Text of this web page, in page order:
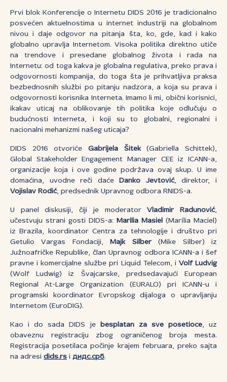
Prvi blok Konferencije o Internetu DIDS 2016 je tradicionalno
posvećen aktuelnostima u internet industriji na globalnom
nivou i daje odgovor na pitanja šta, ko, gde, kad i kako
globalno upravlja Internetom. Visoka politika direktno utiče
na trendove i presedane globalnog života i rada na
Internetu: od toga kakva je globalna regulativa, preko prava i
odgovornosti kompanija, do toga šta je prihvatljiva praksa
bezbednosnih službi po pitanju nadzora, a koja su prava i
odgovornosti korisnika Interneta. Imamo li mi, obični korisnici,
ikakav uticaj na oblikovanje tih politika koje odlučuju o
budućnosti Interneta, i koji su to globalni, regionalni i
nacionalni mehanizmi našeg uticaja?
DIDS 2016 otvoriće Gabrijela Šitek(Gabriella Schittek),
Global Stakeholder Engagement Manager CEE iz ICANN-a,
organizacije koja i ove godine podržava ovaj skup. U ime
domaćina, uvodne reči daće
Danko Jevtović, direktor, i
Vojislav Rodić, predsednik Upravnog odbora RNIDS-a.
U panel diskusiji, čiji je moderatorVladimir Radunović,
učestvuju strani gosti DIDS-a:
Marilia Masiel (Marília Maciel)
iz Brazila, koordinator Centra za tehnologije i društvo pri
Getulio Vargas Fondaciji,
Majk Silber(Mike Silber) iz
Južnoafričke Republike, član Upravnog odbora ICANN-a i šef
pravne i komercijalne službe pri Liquid Telecom, i Volf Ludvig
(Wolf Ludwig) iz Švajcarske, predsedavajući European
Regional At-Large Organization (EURALO) pri ICANN-u i
programski koordinator Evropskog dijaloga o upravljanju
Internetom (EuroDIG).
Kao i do sada DIDS je besplatan za sve posetioce, uz
obaveznu registraciju zbog ograničenog broja mesta.
Registracija posetilaca počinje krajem februara, preko sajta
na adresi dids.rs i дидс.срб.